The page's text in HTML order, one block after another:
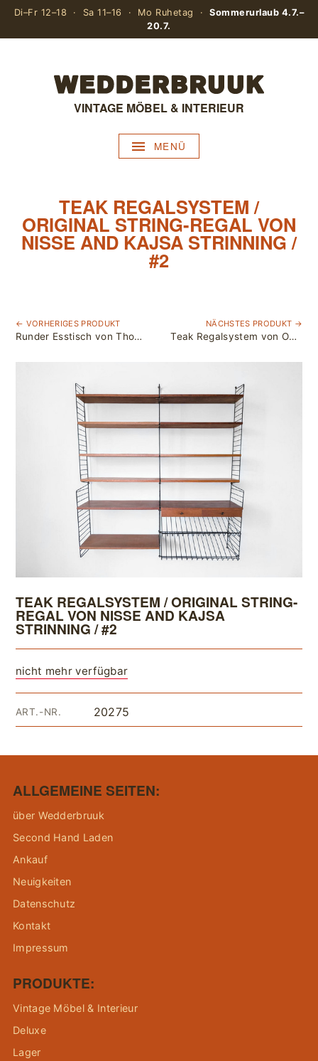
Di–Fr 12–18 · Sa 11–16 · Mo Ruhetag ·Sommerurlaub 4.7.–
20.7.
VINTAGE MÖBEL & INTERIEUR
MENÜ
TEAK REGALSYSTEM /
ORIGINAL STRING-REGAL VON
NISSE AND KAJSA STRINNING /
#2
← VORHERIGES PRODUKT
Runder Esstisch von Thonet / Metall & Laminat
NÄCHSTES PRODUKT →
Teak Regalsystem von Omnia / Hilker Möbel
TEAK REGALSYSTEM / ORIGINAL STRING-
REGAL VON NISSE AND KAJSA
STRINNING / #2
nicht mehr verfügbar
ART.-NR. 20275
ALLGEMEINE SEITEN:
über Wedderbruuk
Second Hand Laden
Ankauf
Neuigkeiten
Datenschutz
Kontakt
Impressum
PRODUKTE:
Vintage Möbel & Interieur
Deluxe
Lager